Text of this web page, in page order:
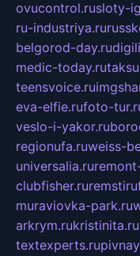
ovucontrol.rusloty-
ru-industriya.ru
belgorod-day.ru
medic-today.ru
teensvoice.ru
eva-elfie.rufoto-
veslo-i-yakor.ru
regionufa.ruweiss-
universalia.ru
clubfisher.ru
muraviovka-park.ru
arkrym.rukristinita.ru
textexperts.ru